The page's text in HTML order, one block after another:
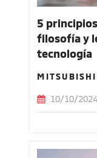
5
filosofía y
tecnología
MITSUBISHI
10/10/2024